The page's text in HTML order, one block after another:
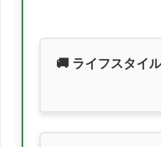
🚚 ライフスタイ